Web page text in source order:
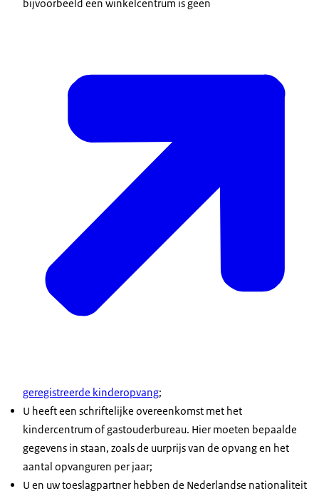
bijvoorbeeld een winkelcentrum is geen
geregistreerde kinderopvang;
U heeft een schriftelijke overeenkomst met het
kindercentrum of gastouderbureau. Hier moeten bepaalde
gegevens in staan, zoals de uurprijs van de opvang en het
aantal opvanguren per jaar;
U en uw toeslagpartner hebben de Nederlandse nationaliteit